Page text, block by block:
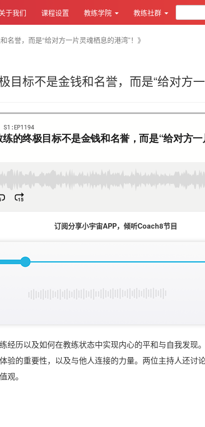
于我们 课程设置 教练学院 教练社群
名誉，而是“给对方一片灵魂栖息的港湾”！》
目标不是金钱和名誉，而是“给对方
订阅分享小宇宙APP，倾听Coach8节目
经历以及如何在教练状态中实现内心的平和与自我发现
验的重要性，以及与他人连接的力量。两位主持人还讨
观。